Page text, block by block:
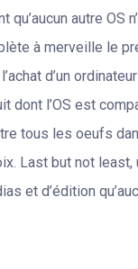
qu’aucun autre OS
à merveille le
d’un
dont l’OS est
tous les oeufs
Last but not
et d’édition